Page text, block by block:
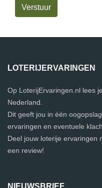
Verstuur
LOTERIJERVARINGEN
Op LoterijErvaringen.nl lees
Nederland.
Dit geeft jou in één
ervaringen en eventuele
Deel jouw loterije ervaringen
een review!
NIEUWSBRIEF